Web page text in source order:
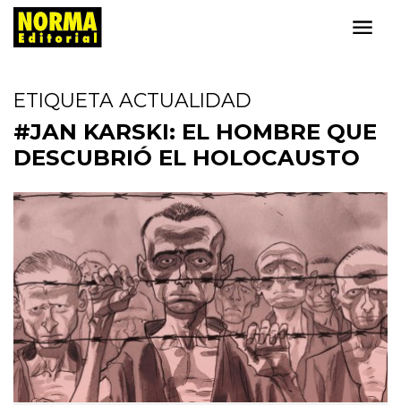
ETIQUETA ACTUALIDAD
#JAN KARSKI: EL HOMBRE QUE
DESCUBRIÓ EL HOLOCAUSTO